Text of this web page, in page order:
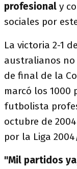
profesional y
sociales por
La victoria 2-1
australianos no
de final de la
marcó los 1000
futbolista
octubre de
por la Liga
"Mil partidos